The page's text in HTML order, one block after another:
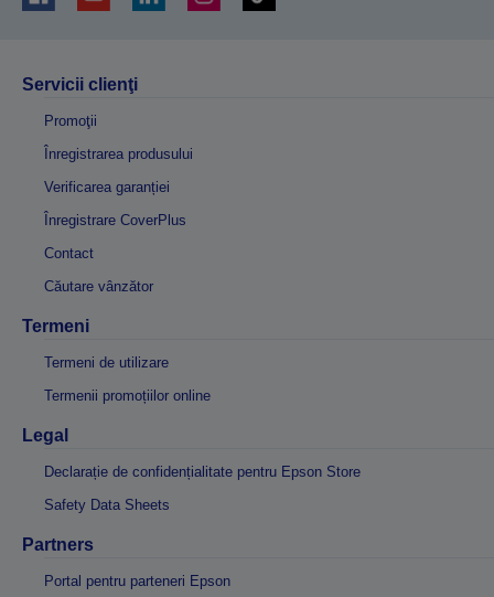
Servicii clienţi
Promoţii
Înregistrarea produsului
Verificarea garanției
Înregistrare CoverPlus
Contact
Căutare vânzător
Termeni
Termeni de utilizare
Termenii promoțiilor online
Legal
Declarație de confidențialitate pentru Epson Store
Safety Data Sheets
Partners
Portal pentru parteneri Epson